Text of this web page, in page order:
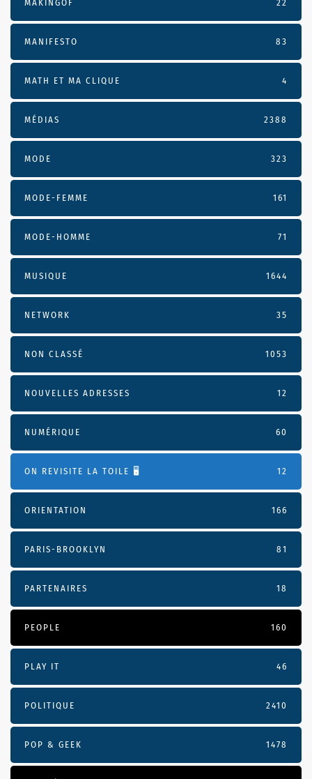
MAKINGOF 22
MANIFESTO 83
MATH ET MA CLIQUE 4
MÉDIAS 2388
MODE 323
MODE-FEMME 161
MODE-HOMME 71
MUSIQUE 1644
NETWORK 35
NON CLASSÉ 1053
NOUVELLES ADRESSES 12
NUMÉRIQUE 60
ON REVISITE LA TOILE 🖥️ 12
ORIENTATION 166
PARIS-BROOKLYN 81
PARTENAIRES 18
PEOPLE 160
PLAY IT 46
POLITIQUE 2410
POP & GEEK 1478